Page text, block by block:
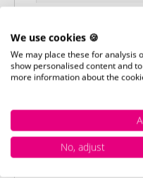
Artikelconfiguratie
Kies uw gewenste
pas deze aan
in uw winkelwagen.
We use cookies 🍪
We may place these for analysis
show personalised content and
more information about the
No, adjust